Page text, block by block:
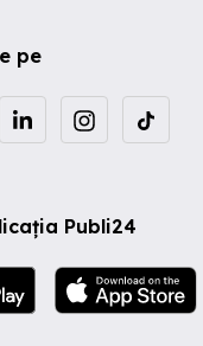
pe
Publi24